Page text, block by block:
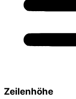
Zeilenhöhe